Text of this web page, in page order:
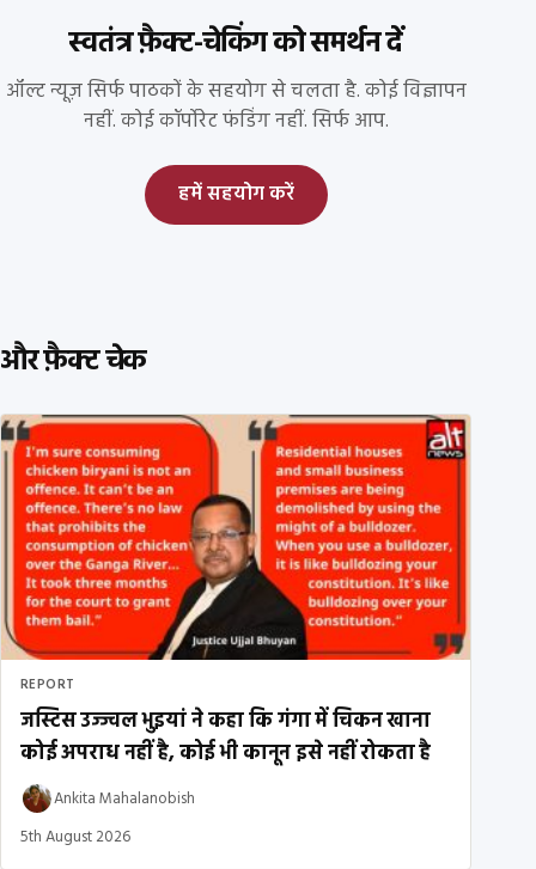
स्वतंत्र फ़ैक्ट-चेकिंग को समर्थन दें
ऑल्ट न्यूज़ सिर्फ पाठकों के सहयोग से चलता है. कोई विज्ञापन
नहीं. कोई कॉर्पोरेट फंडिंग नहीं. सिर्फ आप.
हमें सहयोग करें
और फ़ैक्ट चेक
REPORT
जस्टिस उज्ज्वल भुइयां ने कहा कि गंगा में चिकन खाना
कोई अपराध नहीं है, कोई भी कानून इसे नहीं रोकता है
Ankita Mahalanobish
5th August 2026